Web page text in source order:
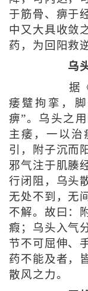
于筋骨、痹于
中又大具收敛
药，为回阳救
乌
据《
痿躄拘挛，
痹”。乌头之
主痿，一以治
引，附子沉而
邪气注于肌腠
行闭阻，乌头
无处不到，无
不解。故曰：
瘕；乌头入气
节不可屈伸、
药不能及者，
散风之力。